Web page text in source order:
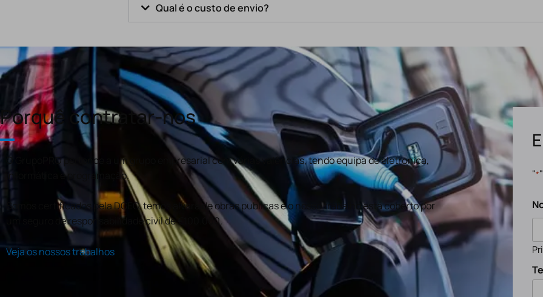
Qual é o custo de envio?
Porquê contratar-nos
O GrupoPRO pertence a um grupo empresarial com várias valências, tendo equipa de eletronica,
informática e programação.
Somos certificados pela DGEG, temos alvará de obras publicas e o nosso trabalho está coberto por
um seguro de responsabilidade civil de €100.000.
Veja os nossos trabalhos
"*